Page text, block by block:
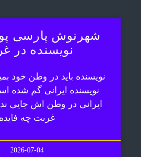
شهرنوش پارسی
نویسنده در
نویسنده باید در وطن خود
نویسنده ایرانی گم شده
ایرانی در وطن اش جایی
غربت چه فایده
2026-07-04